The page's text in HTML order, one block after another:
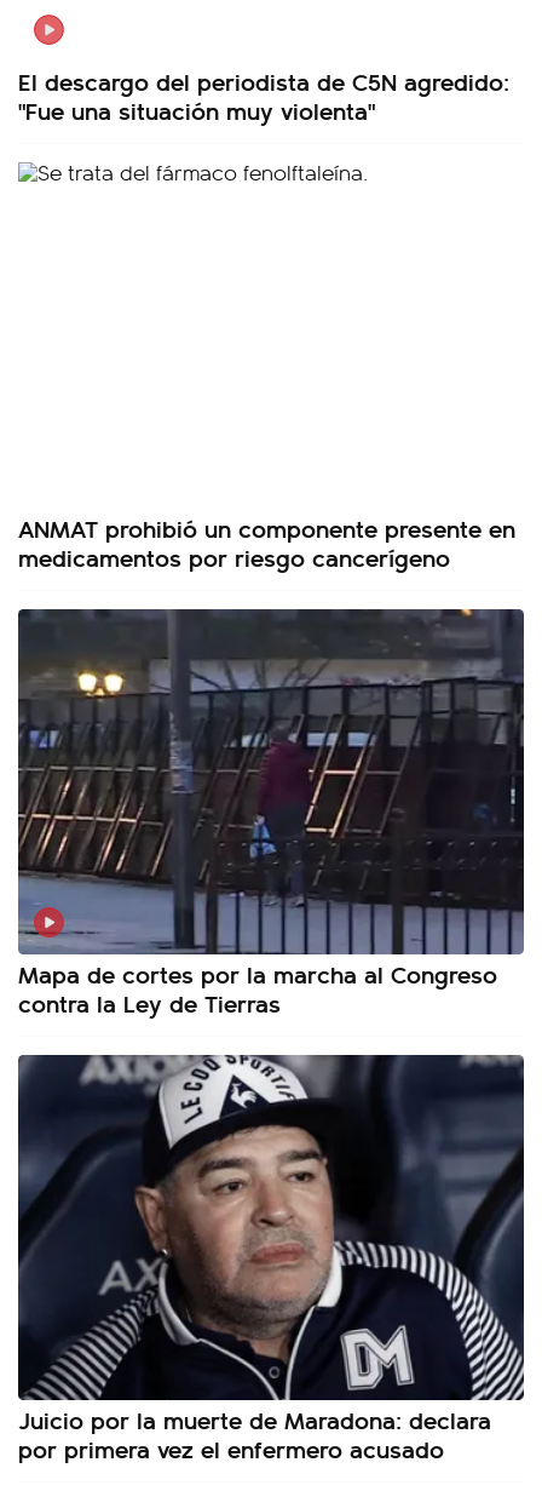
El descargo del periodista de C5N agredido:
"Fue una situación muy violenta"
ANMAT prohibió un componente presente en
medicamentos por riesgo cancerígeno
Mapa de cortes por la marcha al Congreso
contra la Ley de Tierras
Juicio por la muerte de Maradona: declara
por primera vez el enfermero acusado